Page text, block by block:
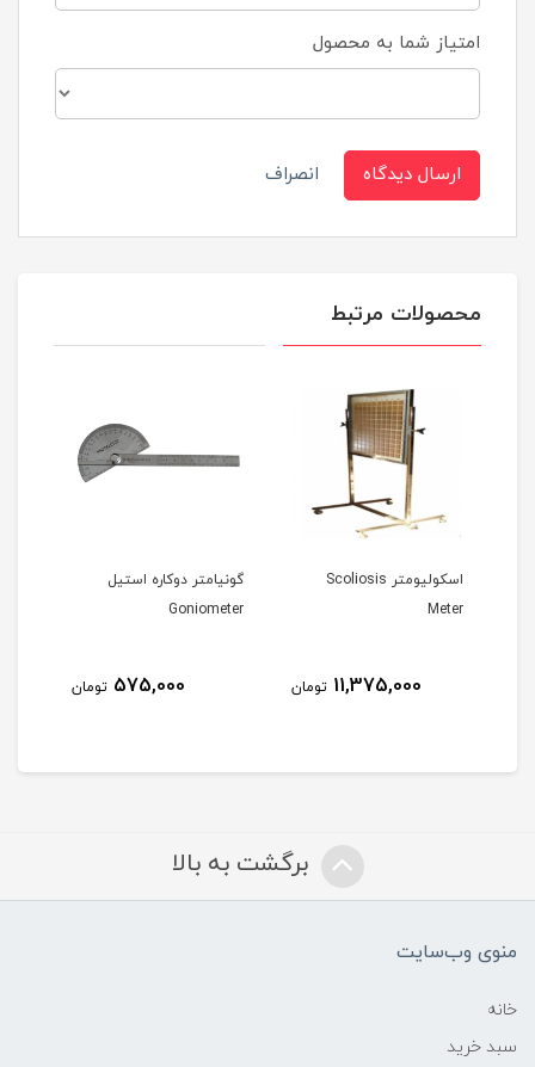
امتیاز شما به محصول
ارسال دیدگاه انصراف
محصولات مرتبط
اسکولیومتر Scoliosis
Meter
11,375,000 تومان
گونیامتر دوکاره استیل
Goniometer
575,000 تومان
برگشت به بالا
منوی وب‌سایت
خانه
سبد خرید